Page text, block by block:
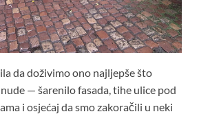
da doživimo ono najljepše što
— šarenilo fasada, tihe ulice pod
i osjećaj da smo zakoračili u neki